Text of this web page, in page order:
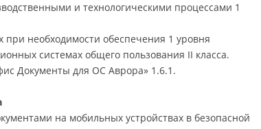
и технологическими процессами 1
необходимости обеспечения 1 уровня
системах общего пользования II класса.
Документы для ОС Аврора» 1.6.1.
на мобильных устройствах в безопасной